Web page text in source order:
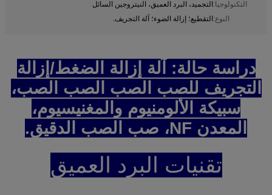
التكنولوجيا:التجميد، البرد العميق، النيتروجين السائل
النوع:التقطيع؛ إزالة الضوء؛ آلة التجريف.
دراسة حالة: آلة إزالة الضغط/إزالة
التجريف للصب الصب الصب الصب،
سبيكة الألومنيوم والمغنيسيوم،
المعدن NF، صب الصب الدقيق.
تقنيات البرد العميق